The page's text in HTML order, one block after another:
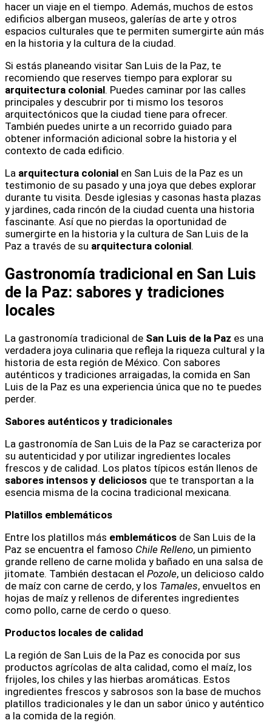
hacer un viaje en el tiempo. Además, muchos de estos
edificios albergan museos, galerías de arte y otros
espacios culturales que te permiten sumergirte aún más
en la historia y la cultura de la ciudad.
Si estás planeando visitar San Luis de la Paz, te
recomiendo que reserves tiempo para explorar su
arquitectura colonial. Puedes caminar por las calles
principales y descubrir por ti mismo los tesoros
arquitectónicos que la ciudad tiene para ofrecer.
También puedes unirte a un recorrido guiado para
obtener información adicional sobre la historia y el
contexto de cada edificio.
La arquitectura colonial en San Luis de la Paz es un
testimonio de su pasado y una joya que debes explorar
durante tu visita. Desde iglesias y casonas hasta plazas
y jardines, cada rincón de la ciudad cuenta una historia
fascinante. Así que no pierdas la oportunidad de
sumergirte en la historia y la cultura de San Luis de la
Paz a través de su arquitectura colonial.
Gastronomía tradicional en San Luis
de la Paz: sabores y tradiciones
locales
La gastronomía tradicional de San Luis de la Paz es una
verdadera joya culinaria que refleja la riqueza cultural y la
historia de esta región de México. Con sabores
auténticos y tradiciones arraigadas, la comida en San
Luis de la Paz es una experiencia única que no te puedes
perder.
Sabores auténticos y tradicionales
La gastronomía de San Luis de la Paz se caracteriza por
su autenticidad y por utilizar ingredientes locales
frescos y de calidad. Los platos típicos están llenos de
sabores intensos y deliciosos que te transportan a la
esencia misma de la cocina tradicional mexicana.
Platillos emblemáticos
Entre los platillos más emblemáticos de San Luis de la
Paz se encuentra el famoso Chile Relleno, un pimiento
grande relleno de carne molida y bañado en una salsa de
jitomate. También destacan el Pozole, un delicioso caldo
de maíz con carne de cerdo, y los Tamales, envueltos en
hojas de maíz y rellenos de diferentes ingredientes
como pollo, carne de cerdo o queso.
Productos locales de calidad
La región de San Luis de la Paz es conocida por sus
productos agrícolas de alta calidad, como el maíz, los
frijoles, los chiles y las hierbas aromáticas. Estos
ingredientes frescos y sabrosos son la base de muchos
platillos tradicionales y le dan un sabor único y auténtico
a la comida de la región.